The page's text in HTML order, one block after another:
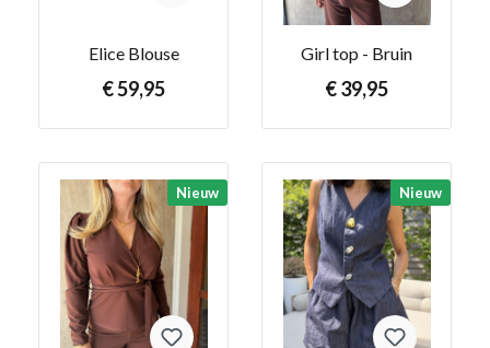
Elice Blouse
€ 59,95
Girl top - Bruin
€ 39,95
Nieuw Nieuw